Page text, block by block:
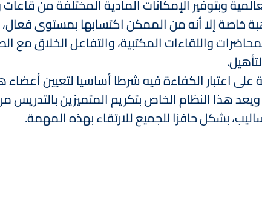
وبتوفير الإمكانات المادية المختلفة من
خاصة إلا أنه من الممكن اكتسابها بمستوى
واللقاءات المكتبية، والتفاعل الخلاق مع
اعتبار الكفاءة فيه شرطا أساسيا لتعيين أعضاء
هذا النظام الخاص بتكريم المتميزين بالتدريس
بشكل حافزا للجميع للارتقاء بهذه المهمة.